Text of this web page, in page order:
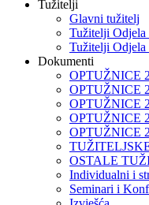
Tužitelji
Glavni tužitelj
Tužitelji Odjela
Tužitelji
Dokumenti
OPTUŽNICE
OPTUŽNICE
OPTUŽNICE
OPTUŽNICE
OPTUŽNICE
OSTALE
Individualni i
Seminari i